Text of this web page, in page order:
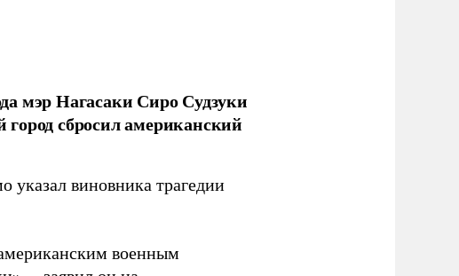
мэр Нагасаки Сиро Судзуки
сбросил американский
указал виновника трагедии
военным